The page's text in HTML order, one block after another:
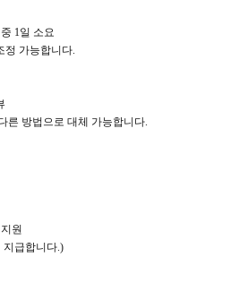
1일 소요
정 가능합니다.
른 방법으로 대체 가능합니다.
원
지급합니다.)